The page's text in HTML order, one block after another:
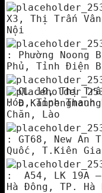
X3, Thị Trấn
Nội
: Phường Noong
Phủ, Tỉnh Điện
: QL 10, Thị
Hóa, Tỉnh Thanh
:
Chăn, Lào
: GT68, New An
Quốc, T.Kiên
: A54, LK 19A
Hà Đông, TP. Hà